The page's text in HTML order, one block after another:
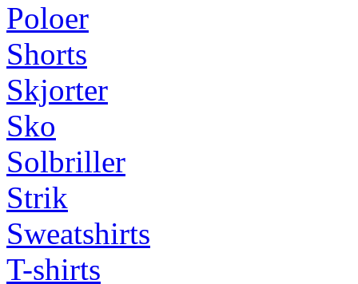
Poloer
Shorts
Skjorter
Sko
Solbriller
Strik
Sweatshirts
T-shirts